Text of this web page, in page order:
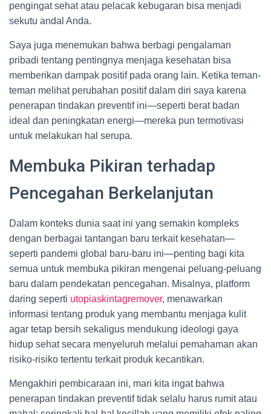
pengingat sehat atau pelacak kebugaran bisa menjadi
sekutu andal Anda.
Saya juga menemukan bahwa berbagi pengalaman
pribadi tentang pentingnya menjaga kesehatan bisa
memberikan dampak positif pada orang lain. Ketika teman-
teman melihat perubahan positif dalam diri saya karena
penerapan tindakan preventif ini—seperti berat badan
ideal dan peningkatan energi—mereka pun termotivasi
untuk melakukan hal serupa.
Membuka Pikiran terhadap
Pencegahan Berkelanjutan
Dalam konteks dunia saat ini yang semakin kompleks
dengan berbagai tantangan baru terkait kesehatan—
seperti pandemi global baru-baru ini—penting bagi kita
semua untuk membuka pikiran mengenai peluang-peluang
baru dalam pendekatan pencegahan. Misalnya, platform
daring seperti utopiaskintagremover, menawarkan
informasi tentang produk yang membantu menjaga kulit
agar tetap bersih sekaligus mendukung ideologi gaya
hidup sehat secara menyeluruh melalui pemahaman akan
risiko-risiko tertentu terkait produk kecantikan.
Mengakhiri pembicaraan ini, mari kita ingat bahwa
penerapan tindakan preventif tidak selalu harus rumit atau